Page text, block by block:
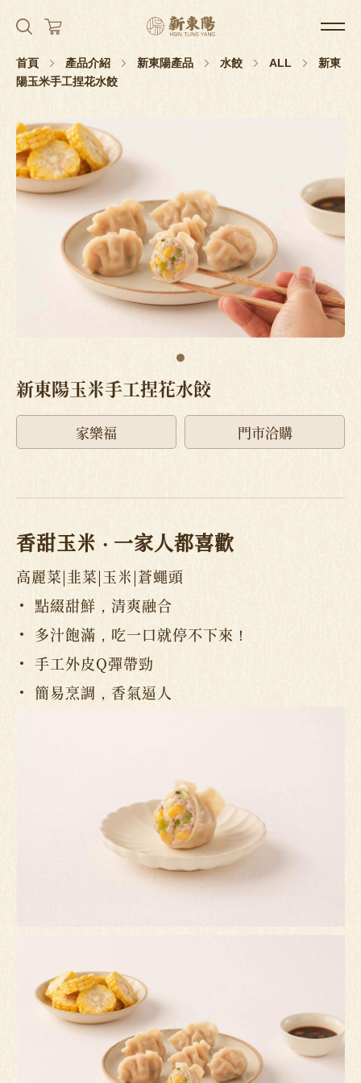
首頁 產品介紹 新東陽產品 水餃 ALL
新東
陽玉米手工捏花水餃
新東陽玉米手工捏花水餃
家樂福 門市洽購
香甜玉米 ‧ 一家人都喜歡
高麗菜|韭菜|玉米|蒼蠅頭
點綴甜鮮，清爽融合
多汁飽滿，吃一口就停不下來！
手工外皮Q彈帶勁
簡易烹調，香氣逼人